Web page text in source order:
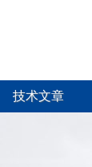
技术文章